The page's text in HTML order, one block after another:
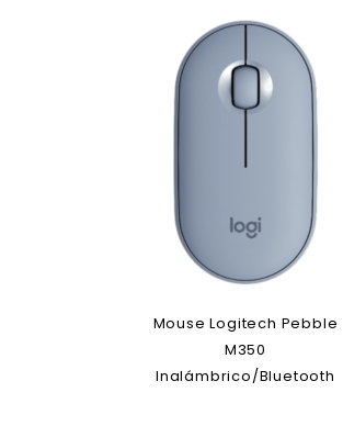
Mouse Logitech Pebble
M350
Inalámbrico/Bluetooth